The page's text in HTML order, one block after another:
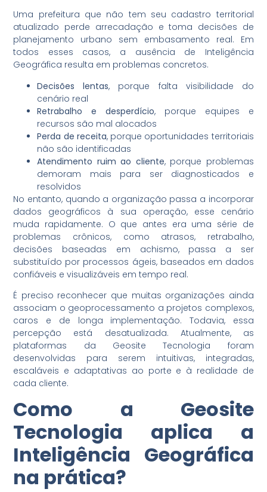
Uma prefeitura que não tem seu cadastro territorial
atualizado perde arrecadação e toma decisões de
planejamento urbano sem embasamento real. Em
todos esses casos, a ausência de Inteligência
Geográfica resulta em problemas concretos.
Decisões lentas, porque falta visibilidade do
cenário real
Retrabalho e desperdício, porque equipes e
recursos são mal alocados
Perda de receita, porque oportunidades territoriais
não são identificadas
Atendimento ruim ao cliente, porque problemas
demoram mais para ser diagnosticados e
resolvidos
No entanto, quando a organização passa a incorporar
dados geográficos à sua operação, esse cenário
muda rapidamente. O que antes era uma série de
problemas crônicos, como atrasos, retrabalho,
decisões baseadas em achismo, passa a ser
substituído por processos ágeis, baseados em dados
confiáveis e visualizáveis em tempo real.
É preciso reconhecer que muitas organizações ainda
associam o geoprocessamento a projetos complexos,
caros e de longa implementação. Todavia, essa
percepção está desatualizada. Atualmente, as
plataformas da Geosite Tecnologia foram
desenvolvidas para serem intuitivas, integradas,
escaláveis e adaptativas ao porte e à realidade de
cada cliente.
Como a Geosite
Tecnologia aplica a
Inteligência Geográfica
na prática?